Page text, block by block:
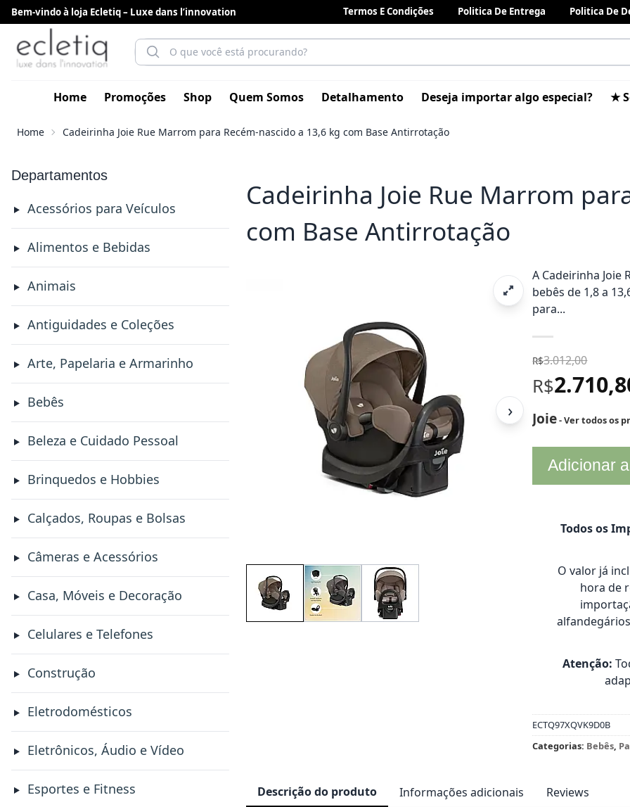
Bem-vindo à loja Ecletiq – Luxe dans l’innovation Termos E Condições Politica De Entrega Politica De
Home Promoções Shop Quem Somos Detalhamento Deseja importar algo especial? ★
Home Cadeirinha Joie Rue Marrom para Recém-nascido a 13,6 kg com Base Antirrotação
Departamentos
Acessórios para Veículos
Alimentos e Bebidas
Animais
Antiguidades e Coleções
Arte, Papelaria e Armarinho
Bebês
Beleza e Cuidado Pessoal
Brinquedos e Hobbies
Calçados, Roupas e Bolsas
Câmeras e Acessórios
Casa, Móveis e Decoração
Celulares e Telefones
Construção
Eletrodomésticos
Eletrônicos, Áudio e Vídeo
Esportes e Fitness
Cadeirinha Joie Rue Marrom
com Base Antirrotação
›
A Cadeirinha
bebês de 1,8 a
para...
R$3.012,00
R$
Joie- Ver todos os
Adicionar
Todos os
O valor já
hora de
Atenção:
ECTQ97XQVK9D0B
Categorias: Bebês,
Descrição do produto Informações adicionais Reviews